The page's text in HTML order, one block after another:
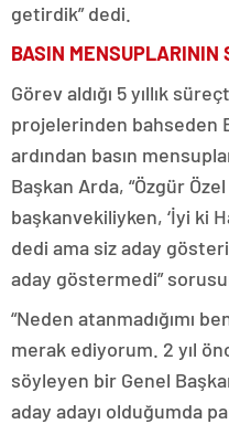
getirdik” dedi.
BASIN MENSUPLARININ
Görev aldığı 5 yıllık
projelerinden bahseden
ardından basın
Başkan Arda, “Özgür
başkanvekiliyken, ‘İyi ki
dedi ama siz aday
aday göstermedi”
“Neden atanmadığımı
merak ediyorum. 2 yıl
söyleyen bir Genel
aday adayı olduğumda